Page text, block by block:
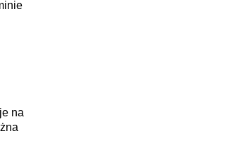
na